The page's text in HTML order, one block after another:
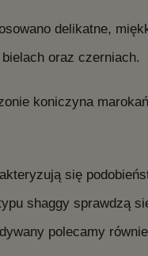
delikatne,
oraz czerniach.
koniczyna
się
shaggy sprawdzą
polecamy